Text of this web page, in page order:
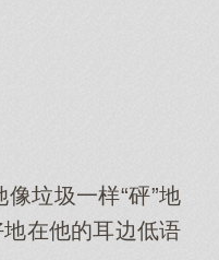
垃圾一样“砰”地
在他的耳边低语